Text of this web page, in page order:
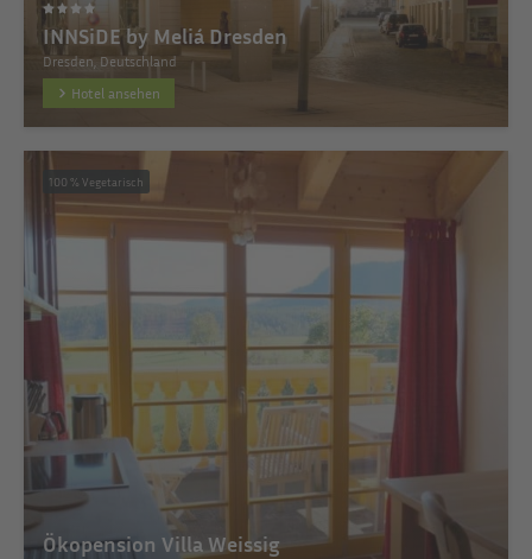
INNSiDE by Meliá Dresden
Dresden, Deutschland
Hotel ansehen
100 % Vegetarisch
Ökopension Villa Weissig